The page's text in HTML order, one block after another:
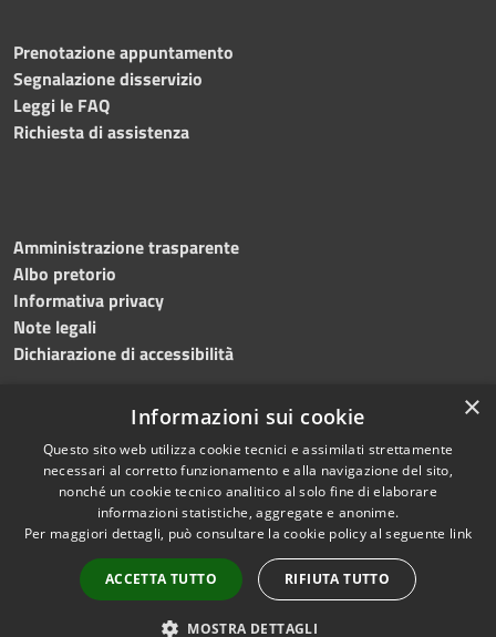
Prenotazione appuntamento
Segnalazione disservizio
Leggi le FAQ
Richiesta di assistenza
Amministrazione trasparente
Albo pretorio
Informativa privacy
Note legali
Dichiarazione di accessibilità
RSS
Accessibilità
Cookie
Mappa del sito
Numeri utili
Copyright © 2024 •
Comune diGrottaminarda
• Powered byMunicipium
•Redazione
×
Informazioni sui cookie
Questo sito web utilizza cookie tecnici e assimilati strettamente
necessari al corretto funzionamento e alla navigazione del sito,
nonché un cookie tecnico analitico al solo fine di elaborare
informazioni statistiche, aggregate e anonime.
Per maggiori dettagli, può consultare la cookie policy al seguente link
ACCETTA TUTTO RIFIUTA TUTTO
MOSTRA DETTAGLI